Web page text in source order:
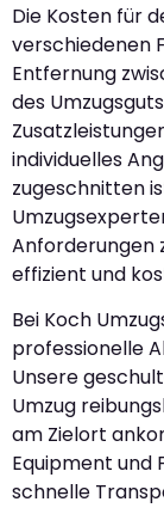
Die Kosten für
verschiedenen
Entfernung
des
individuelles
zugeschnitten
Anforderungen
effizient und
Bei Koch
professionelle
Unsere
Umzug
am Zielort
Equipment und
schnelle